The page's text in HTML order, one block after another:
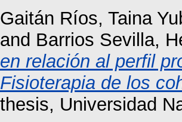
Gaitán Ríos, Taina
and Barrios Sevilla,
en relación al perfil
Fisioterapia de los
thesis, Universidad